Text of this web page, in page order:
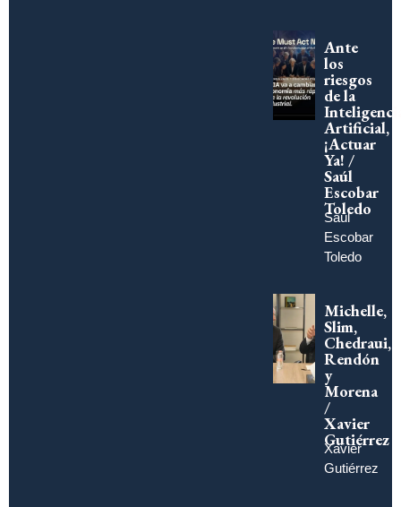
Ante
los
riesgos
de la
Artificial,
¡Actuar
Ya! /
Saúl
Escobar
Toledo
Saúl
Escobar
Toledo
Michelle,
Slim,
Chedraui,
Rendón
y
Morena
/
Xavier
Gutiérrez
Xavier
Gutiérrez